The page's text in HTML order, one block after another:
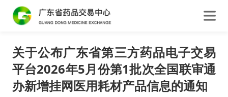
关于公布广东省第三方药品电子交易
平台2026年5月份第1批次全国联审通
办新增挂网医用耗材产品信息的通知